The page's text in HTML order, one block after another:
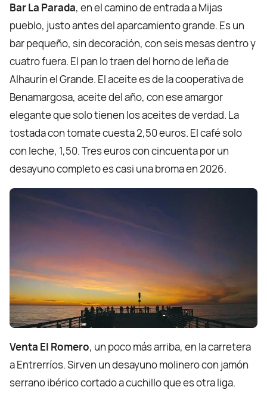
Bar La Parada, en el camino de entrada a Mijas
pueblo, justo antes del aparcamiento grande. Es un
bar pequeño, sin decoración, con seis mesas dentro y
cuatro fuera. El pan lo traen del horno de leña de
Alhaurín el Grande. El aceite es de la cooperativa de
Benamargosa, aceite del año, con ese amargor
elegante que solo tienen los aceites de verdad. La
tostada con tomate cuesta 2,50 euros. El café solo
con leche, 1,50. Tres euros con cincuenta por un
desayuno completo es casi una broma en 2026.
Venta El Romero, un poco más arriba, en la carretera
a Entrerríos. Sirven un desayuno molinero con jamón
serrano ibérico cortado a cuchillo que es otra liga.